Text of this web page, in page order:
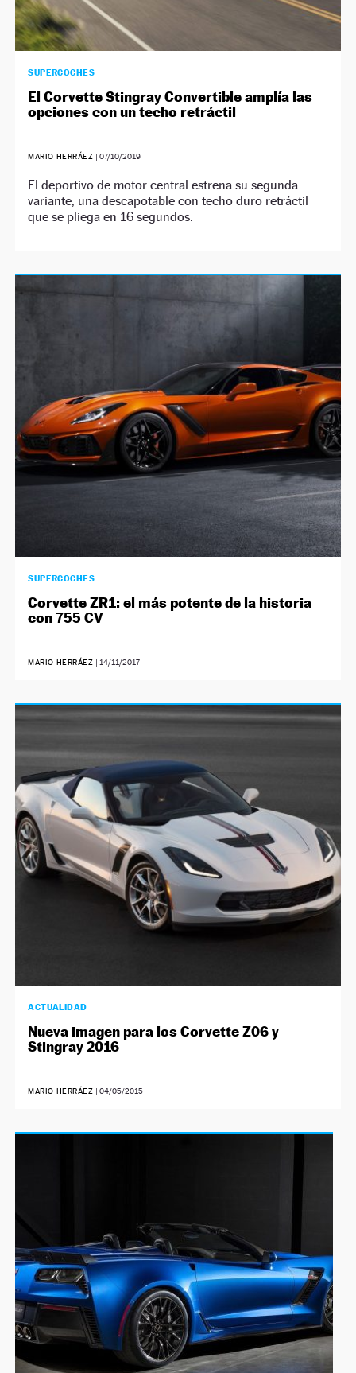
SUPERCOCHES
El Corvette Stingray Convertible amplía las
opciones con un techo retráctil
MARIO HERRÁEZ |07/10/2019
El deportivo de motor central estrena su segunda
variante, una descapotable con techo duro retráctil
que se pliega en 16 segundos.
SUPERCOCHES
Corvette ZR1: el más potente de la historia
con 755 CV
MARIO HERRÁEZ | 14/11/2017
ACTUALIDAD
Nueva imagen para los Corvette Z06 y
Stingray 2016
MARIO HERRÁEZ |04/05/2015